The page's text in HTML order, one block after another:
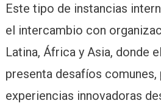
Este tipo de instancias
el intercambio con
Latina, África y Asia, donde
presenta desafíos comunes,
experiencias innovadoras